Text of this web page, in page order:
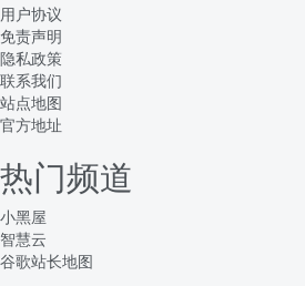
用户协议
免责声明
隐私政策
联系我们
站点地图
官方地址
热门频道
小黑屋
智慧云
谷歌站长地图